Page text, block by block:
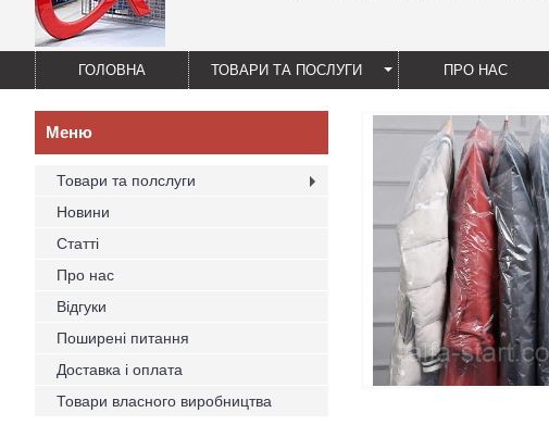
ГОЛОВНА ТОВАРИ ТА ПОСЛУГИ ПРО НАС
Товари та полслуги
Новини
Статті
Про нас
Відгуки
Поширені питання
Доставка і оплата
Товари власного виробництва